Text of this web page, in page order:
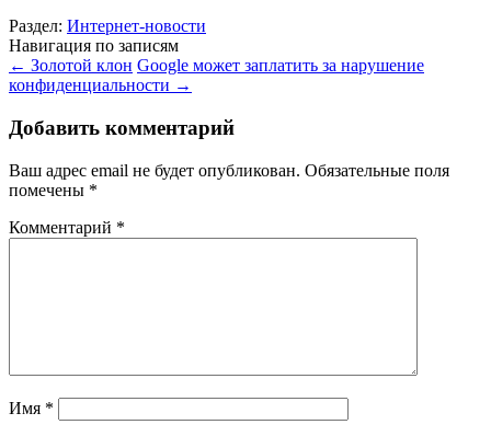
Раздел: Интернет-новости
Навигация по записям
← Золотой клон Google может заплатить за нарушение
конфиденциальности →
Добавить комментарий
Ваш адрес email не будет опубликован. Обязательные поля
помечены *
Комментарий *
Имя *